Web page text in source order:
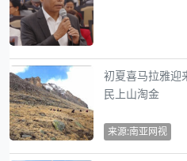
初夏喜马拉雅迎
民上山淘金
来源:南亚网视